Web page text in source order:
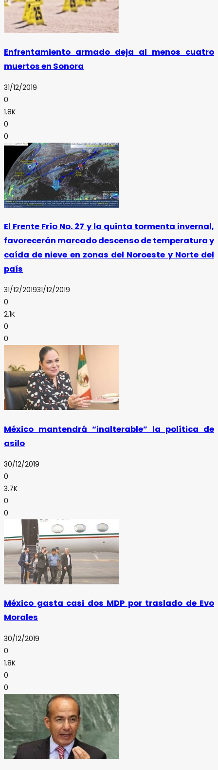
Enfrentamiento armado deja al menos cuatro
muertos en Sonora
31/12/2019
0
1.8K
0
0
El Frente Frío No. 27 y la quinta tormenta invernal,
favorecerán marcado descenso de temperatura y
caída de nieve en zonas del Noroeste y Norte del
país
31/12/201931/12/2019
0
2.1K
0
0
México mantendrá “inalterable” la política de
asilo
30/12/2019
0
3.7K
0
0
México gasta casi dos MDP por traslado de Evo
Morales
30/12/2019
0
1.8K
0
0